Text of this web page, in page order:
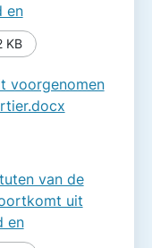
en
KB
voorgenomen
van de
uit
en